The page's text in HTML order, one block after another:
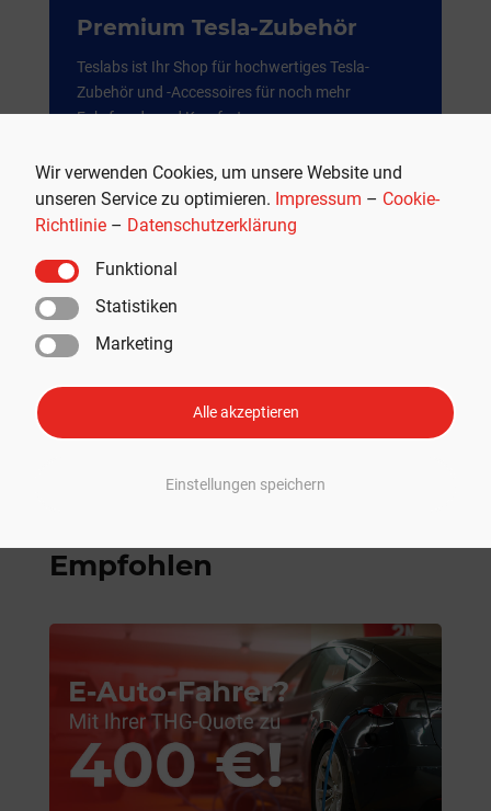
Wir verwenden Cookies, um unsere Website und
unseren Service zu optimieren. Impressum – Cookie-
Richtlinie – Datenschutzerklärung
Funktional
Statistiken
Marketing
Alle akzeptieren
Einstellungen speichern
Premium Tesla-Zubehör
Teslabs ist Ihr Shop für hochwertiges Tesla-
Zubehör und -Accessoires für noch mehr
Fahrfreude und Komfort.
JETZT SHOPPEN
Werbung
Empfohlen